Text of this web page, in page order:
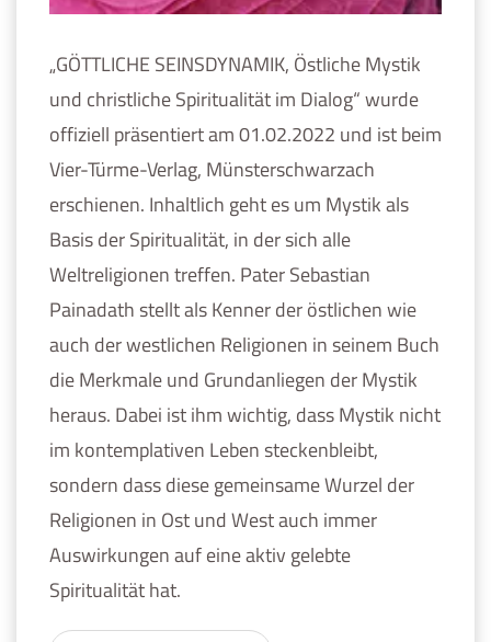
„GÖTTLICHE SEINSDYNAMIK, Östliche Mystik
und christliche Spiritualität im Dialog“ wurde
offiziell präsentiert am 01.02.2022 und ist beim
Vier-Türme-Verlag, Münsterschwarzach
erschienen. Inhaltlich geht es um Mystik als
Basis der Spiritualität, in der sich alle
Weltreligionen treffen. Pater Sebastian
Painadath stellt als Kenner der östlichen wie
auch der westlichen Religionen in seinem Buch
die Merkmale und Grundanliegen der Mystik
heraus. Dabei ist ihm wichtig, dass Mystik nicht
im kontemplativen Leben steckenbleibt,
sondern dass diese gemeinsame Wurzel der
Religionen in Ost und West auch immer
Auswirkungen auf eine aktiv gelebte
Spiritualität hat.